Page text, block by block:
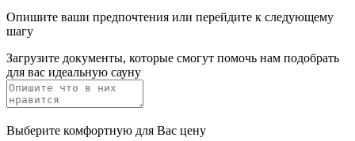
Опишите ваши предпочтения или перейдите к следующему
шагу
Загрузите документы, которые смогут помочь нам подобрать
для вас идеальную сауну
Выберите комфортную для Вас цену